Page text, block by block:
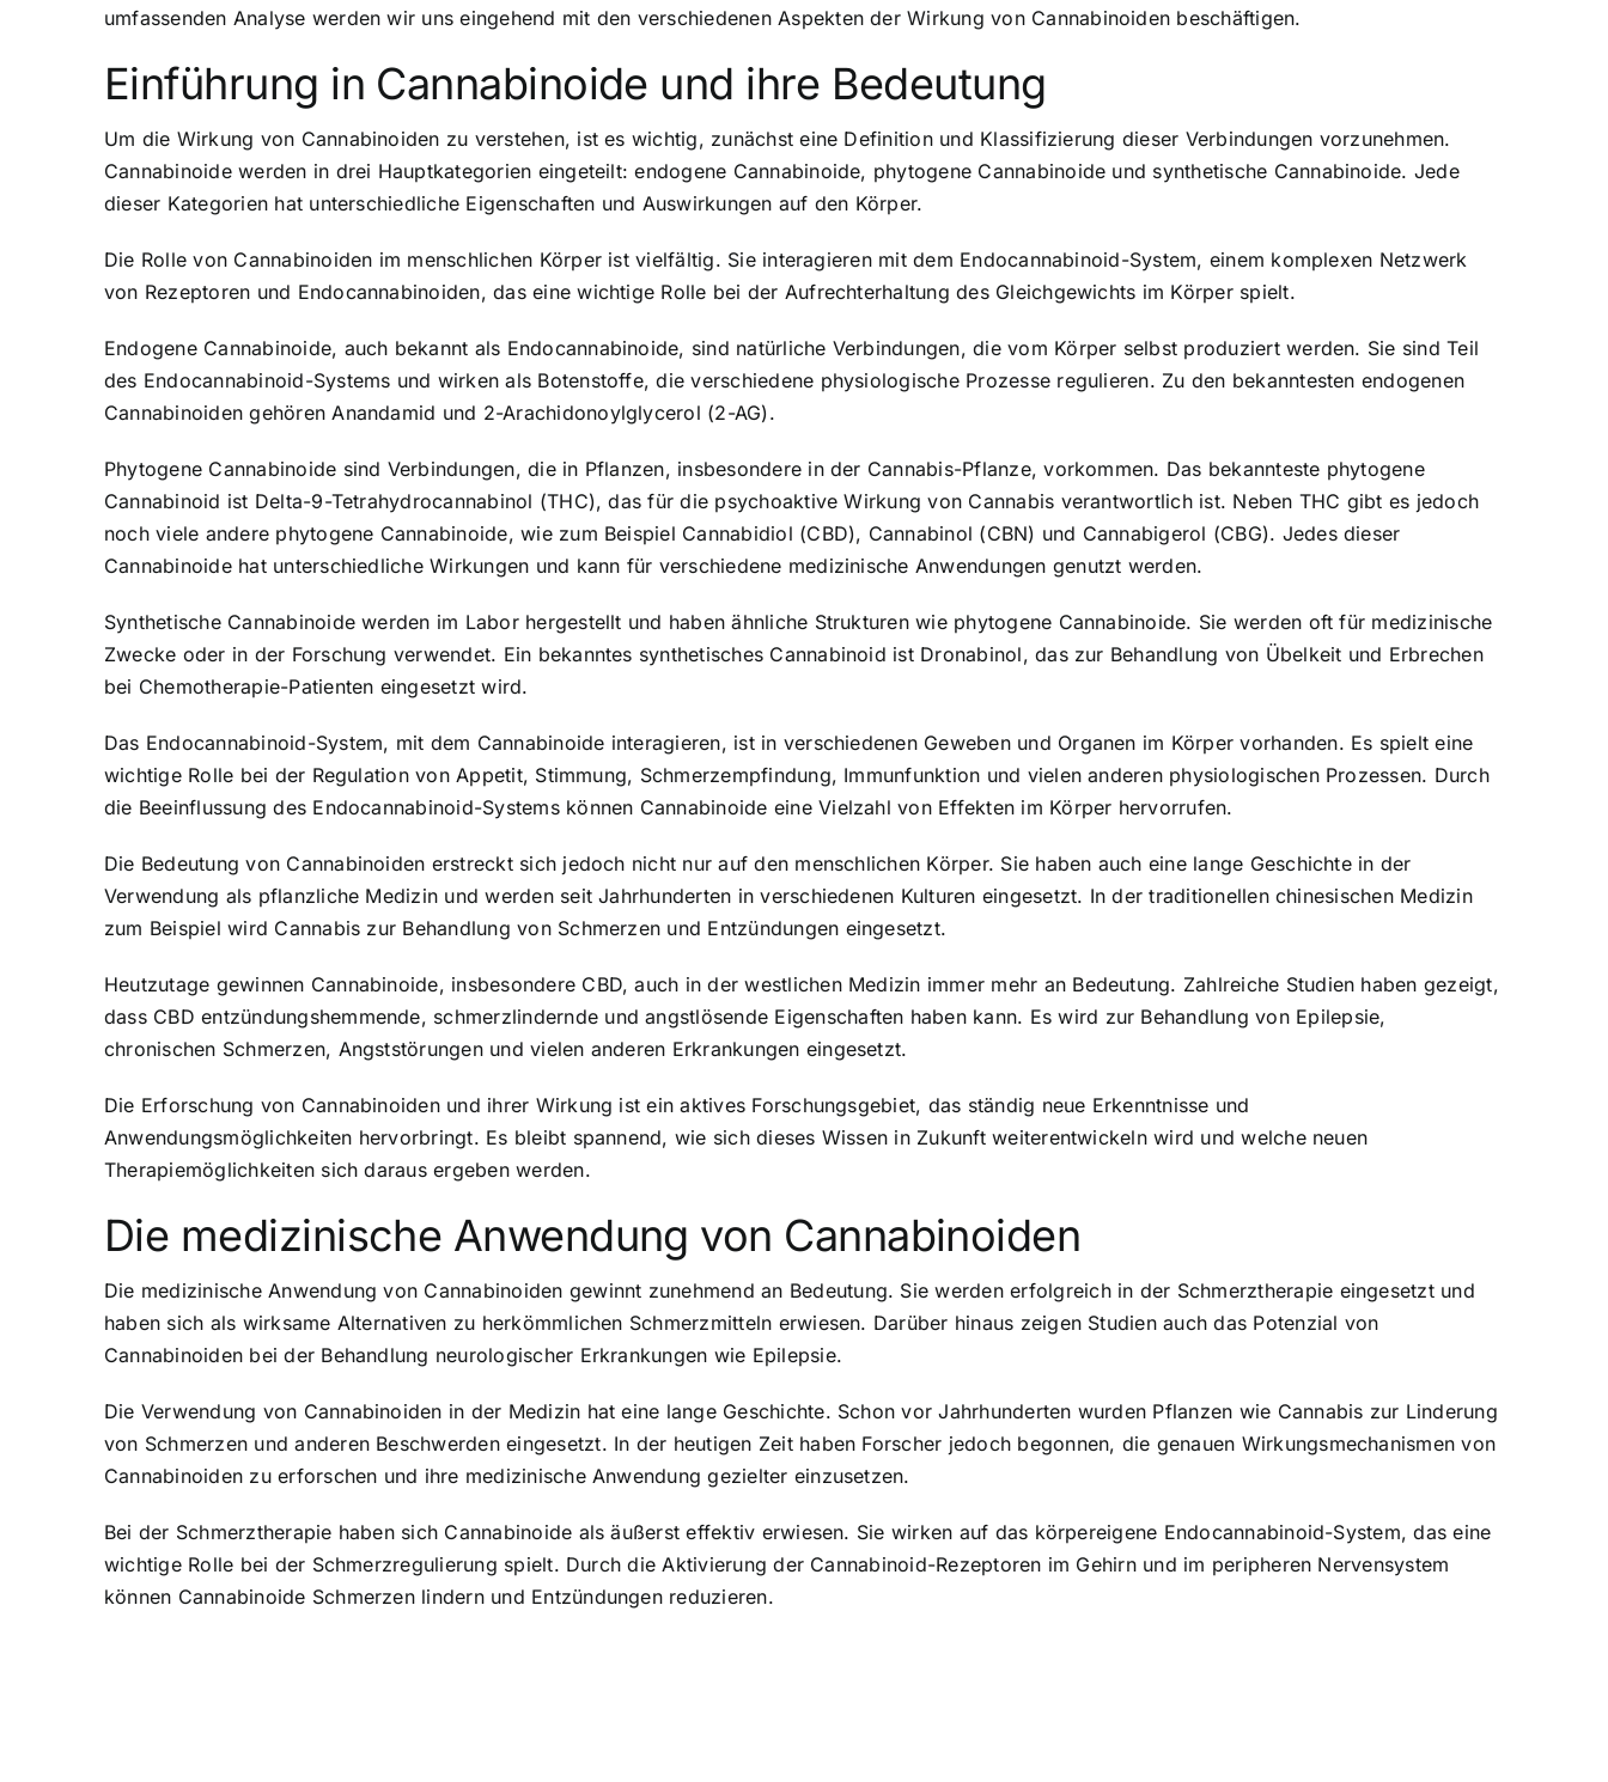
umfassenden Analyse werden wir uns eingehend mit den verschiedenen Aspekten der Wirkung von Cannabinoiden beschäftigen.
Einführung in Cannabinoide und ihre Bedeutung
Um die Wirkung von Cannabinoiden zu verstehen, ist es wichtig, zunächst eine Definition und Klassifizierung dieser Verbindungen vorzunehmen.
Cannabinoide werden in drei Hauptkategorien eingeteilt: endogene Cannabinoide, phytogene Cannabinoide und synthetische Cannabinoide. Jede
dieser Kategorien hat unterschiedliche Eigenschaften und Auswirkungen auf den Körper.
Die Rolle von Cannabinoiden im menschlichen Körper ist vielfältig. Sie interagieren mit dem Endocannabinoid-System, einem komplexen Netzwerk
von Rezeptoren und Endocannabinoiden, das eine wichtige Rolle bei der Aufrechterhaltung des Gleichgewichts im Körper spielt.
Endogene Cannabinoide, auch bekannt als Endocannabinoide, sind natürliche Verbindungen, die vom Körper selbst produziert werden. Sie sind Teil
des Endocannabinoid-Systems und wirken als Botenstoffe, die verschiedene physiologische Prozesse regulieren. Zu den bekanntesten endogenen
Cannabinoiden gehören Anandamid und 2-Arachidonoylglycerol (2-AG).
Phytogene Cannabinoide sind Verbindungen, die in Pflanzen, insbesondere in der Cannabis-Pflanze, vorkommen. Das bekannteste phytogene
Cannabinoid ist Delta-9-Tetrahydrocannabinol (THC), das für die psychoaktive Wirkung von Cannabis verantwortlich ist. Neben THC gibt es jedoch
noch viele andere phytogene Cannabinoide, wie zum Beispiel Cannabidiol (CBD), Cannabinol (CBN) und Cannabigerol (CBG). Jedes dieser
Cannabinoide hat unterschiedliche Wirkungen und kann für verschiedene medizinische Anwendungen genutzt werden.
Synthetische Cannabinoide werden im Labor hergestellt und haben ähnliche Strukturen wie phytogene Cannabinoide. Sie werden oft für medizinische
Zwecke oder in der Forschung verwendet. Ein bekanntes synthetisches Cannabinoid ist Dronabinol, das zur Behandlung von Übelkeit und Erbrechen
bei Chemotherapie-Patienten eingesetzt wird.
Das Endocannabinoid-System, mit dem Cannabinoide interagieren, ist in verschiedenen Geweben und Organen im Körper vorhanden. Es spielt eine
wichtige Rolle bei der Regulation von Appetit, Stimmung, Schmerzempfindung, Immunfunktion und vielen anderen physiologischen Prozessen. Durch
die Beeinflussung des Endocannabinoid-Systems können Cannabinoide eine Vielzahl von Effekten im Körper hervorrufen.
Die Bedeutung von Cannabinoiden erstreckt sich jedoch nicht nur auf den menschlichen Körper. Sie haben auch eine lange Geschichte in der
Verwendung als pflanzliche Medizin und werden seit Jahrhunderten in verschiedenen Kulturen eingesetzt. In der traditionellen chinesischen Medizin
zum Beispiel wird Cannabis zur Behandlung von Schmerzen und Entzündungen eingesetzt.
Heutzutage gewinnen Cannabinoide, insbesondere CBD, auch in der westlichen Medizin immer mehr an Bedeutung. Zahlreiche Studien haben gezeigt,
dass CBD entzündungshemmende, schmerzlindernde und angstlösende Eigenschaften haben kann. Es wird zur Behandlung von Epilepsie,
chronischen Schmerzen, Angststörungen und vielen anderen Erkrankungen eingesetzt.
Die Erforschung von Cannabinoiden und ihrer Wirkung ist ein aktives Forschungsgebiet, das ständig neue Erkenntnisse und
Anwendungsmöglichkeiten hervorbringt. Es bleibt spannend, wie sich dieses Wissen in Zukunft weiterentwickeln wird und welche neuen
Therapiemöglichkeiten sich daraus ergeben werden.
Die medizinische Anwendung von Cannabinoiden
Die medizinische Anwendung von Cannabinoiden gewinnt zunehmend an Bedeutung. Sie werden erfolgreich in der Schmerztherapie eingesetzt und
haben sich als wirksame Alternativen zu herkömmlichen Schmerzmitteln erwiesen. Darüber hinaus zeigen Studien auch das Potenzial von
Cannabinoiden bei der Behandlung neurologischer Erkrankungen wie Epilepsie.
Die Verwendung von Cannabinoiden in der Medizin hat eine lange Geschichte. Schon vor Jahrhunderten wurden Pflanzen wie Cannabis zur Linderung
von Schmerzen und anderen Beschwerden eingesetzt. In der heutigen Zeit haben Forscher jedoch begonnen, die genauen Wirkungsmechanismen von
Cannabinoiden zu erforschen und ihre medizinische Anwendung gezielter einzusetzen.
Bei der Schmerztherapie haben sich Cannabinoide als äußerst effektiv erwiesen. Sie wirken auf das körpereigene Endocannabinoid-System, das eine
wichtige Rolle bei der Schmerzregulierung spielt. Durch die Aktivierung der Cannabinoid-Rezeptoren im Gehirn und im peripheren Nervensystem
können Cannabinoide Schmerzen lindern und Entzündungen reduzieren.